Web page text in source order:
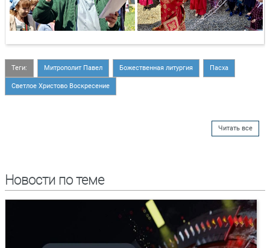
Теги: Митрополит Павел Божественная литургия Пасха
Светлое Христово Воскресение
Читать все
Новости по теме